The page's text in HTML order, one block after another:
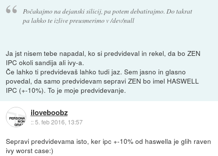
Počakajmo na dejanski silicij, pa potem debatirajmo. Do takrat
pa lahko te izlive preusmerimo v /dev/null
Ja jst nisem tebe napadal, ko si predvideval in rekel, da bo ZEN
IPC okoli sandija ali ivy-a.
Če lahko ti predvidevaš lahko tudi jaz. Sem jasno in glasno
povedal, da samo predvidevam sepravi ZEN bo imel HASWELL
IPC (+-10%). To je moje predvidevanje.
iloveboobz
::5. feb 2016, 13:57
Sepravi predvidevama isto, ker ipc +-10% od haswella je glih raven
ivy worst case:)